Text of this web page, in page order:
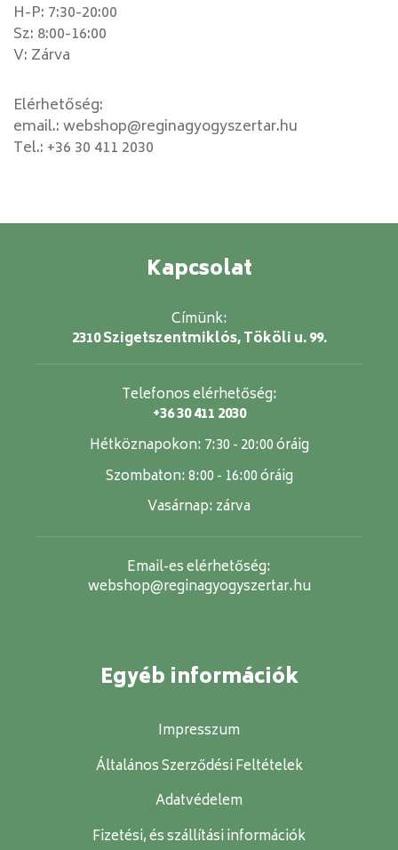
H-P: 7:30-20:00
Sz: 8:00-16:00
V: Zárva
Elérhetőség:
email.:webshop@reginagyogyszertar.hu
Tel.: +36 30 411 2030
Kapcsolat
Címünk:
2310 Szigetszentmiklós, Tököli u. 99.
Telefonos elérhetőség:
+36 30 411 2030
Hétköznapokon: 7:30 - 20:00 óráig
Szombaton:8:00 - 16:00 óráig
Vasárnap: zárva
Email-es elérhetőség:
webshop@reginagyogyszertar.hu
Egyéb információk
Impresszum
Általános Szerződési Feltételek
Adatvédelem
Fizetési, és szállítási információk